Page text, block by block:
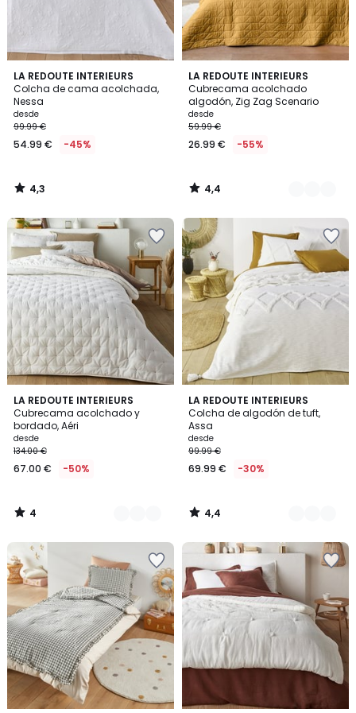
LA REDOUTE INTERIEURS
Colcha de cama acolchada,
Nessa
desde
99.99 €
54.99 € -45%
4,3
/ 5
4,3
/
LA REDOUTE INTERIEURS
Cubrecama acolchado
algodón, Zig Zag Scenario
desde
59.99 €
26.99 € -55%
4,4
/ 5
9
Colores
4,4
/
LA REDOUTE INTERIEURS
Cubrecama acolchado y
bordado, Aéri
desde
134.00 €
67.00 € -50%
4
/
5
4
Colores
4
/
LA REDOUTE INTERIEURS
Colcha de algodón de tuft,
Assa
desde
99.99 €
69.99 € -30%
4,4
/ 5
2
Colores
4,4
/